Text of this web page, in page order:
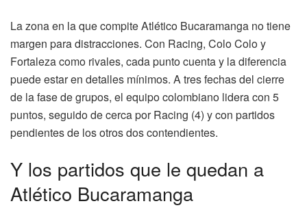
La zona en la que compite Atlético Bucaramanga no tiene
margen para distracciones. Con Racing, Colo Colo y
Fortaleza como rivales, cada punto cuenta y la diferencia
puede estar en detalles mínimos. A tres fechas del cierre
de la fase de grupos, el equipo colombiano lidera con 5
puntos, seguido de cerca por Racing (4) y con partidos
pendientes de los otros dos contendientes.
Y los partidos que le quedan a
Atlético Bucaramanga